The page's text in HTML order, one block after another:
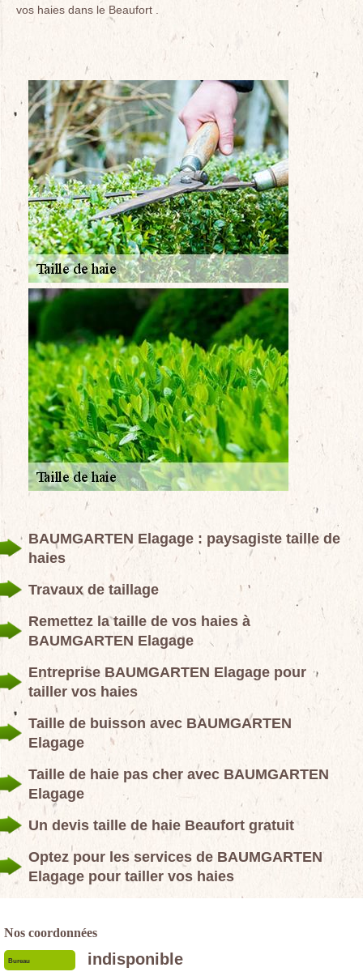
vos haies dans le Beaufort .
BAUMGARTEN Elagage : paysagiste taille de
haies
Travaux de taillage
Remettez la taille de vos haies à
BAUMGARTEN Elagage
Entreprise BAUMGARTEN Elagage pour
tailler vos haies
Taille de buisson avec BAUMGARTEN
Elagage
Taille de haie pas cher avec BAUMGARTEN
Elagage
Un devis taille de haie Beaufort gratuit
Optez pour les services de BAUMGARTEN
Elagage pour tailler vos haies
Nos coordonnées
Bureau indisponible